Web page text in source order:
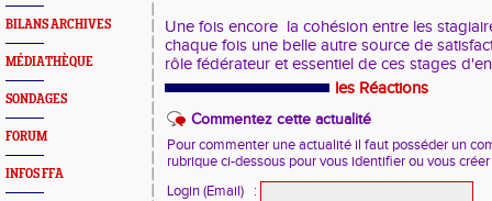
BILANS ARCHIVES
MÉDIATHÈQUE
SONDAGES
FORUM
INFOS FFA
Une fois encore la cohésion entre les
chaque fois une belle autre source de
rôle fédérateur et essentiel de ces stages
les Réactions
Commentez cette actualité
Pour commenter une actualité il faut posséder un
rubrique ci-dessous pour vous identifier ou vous
Login (Email)
: